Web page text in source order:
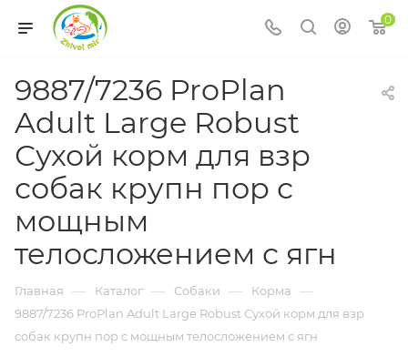
0
9887/7236 ProPlan
Adult Large Robust
Сухой корм для взр
собак крупн пор с
мощным
телосложением с ягн
Главная — Каталог — Собаки — Корма —
9887/7236 ProPlan Adult Large Robust Сухой корм для взр
собак крупн пор с мощным телосложением с ягн